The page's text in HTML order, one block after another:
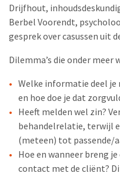
Drijfhout,
Berbel Voorendt,
gesprek over casussen uit
Dilemma’s die onder meer
Welke informatie deel
en hoe doe je dat
Heeft melden wel zin?
behandelrelatie, terwijl
(meteen) tot passende/
Hoe en wanneer breng
contact met de cliënt?